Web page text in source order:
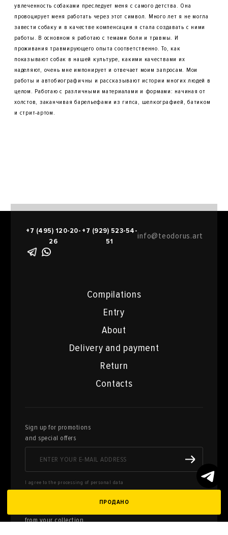
ПРОДАНО
увлеченность собаками преследует меня с самого детства. Она
провоцирует меня работать через этот символ. Много лет я не могла
завести собаку и в качестве компенсации я стала создавать с ними
работы. В основном я работаю с темами боли и травмы. И
проживания травмирующего опыта соответственно. То, как
показывают собак в нашей культуре, какими качествами их
наделяют, очень мне импонирует и отвечает моим запросам. Мои
работы и автобиографичны и рассказывают истории многих людей в
целом. Работаю с различными материалами и формами: начиная от
холстов, заканчивая барельефами из гипса, шелкографией, батиком
и стрит-артом.
Compilations
Entry
About
Delivery and payment
Return
Contacts
+7 (495) 120-20-
26
+7 (929) 523-54-
51
info@teodorus.art
Sign up for promotions
and special offers
I agree to the processing of personal data
from your collection